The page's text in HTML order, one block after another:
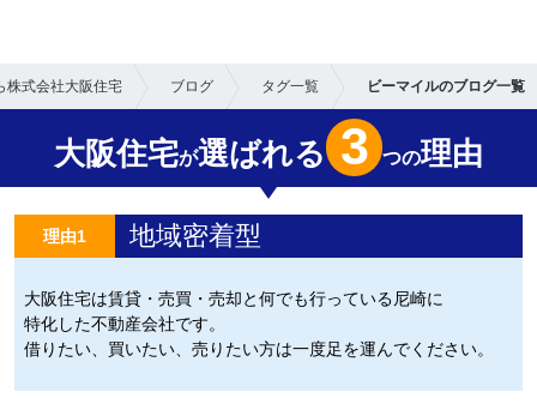
株式会社大阪住宅 ブログ タグ一覧 ビーマイルのブログ一覧
大阪住宅が選ばれる 3 つの理由
理由1 地域密着型
大阪住宅は賃貸・売買・売却と何でも行っている尼崎に
特化した不動産会社です。
借りたい、買いたい、売りたい方は一度足を運んでください。